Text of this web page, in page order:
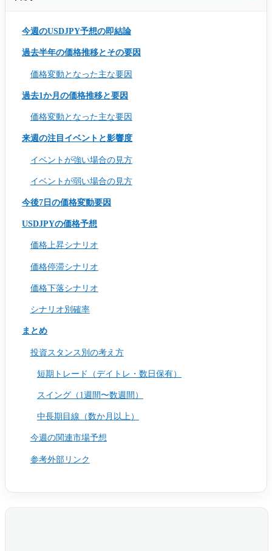
今週のUSDJPY予想の即結論
過去半年の価格推移とその要因
価格変動となった主な要因
過去1か月の価格推移と要因
価格変動となった主な要因
来週の注目イベントと影響度
イベントが強い場合の見方
イベントが弱い場合の見方
今後7日の価格変動要因
USDJPYの価格予想
価格上昇シナリオ
価格停滞シナリオ
価格下落シナリオ
シナリオ別確率
まとめ
投資スタンス別の考え方
短期トレード（デイトレ・数日保有）
スイング（1週間〜数週間）
中長期目線（数か月以上）
今週の関連市場予想
参考外部リンク